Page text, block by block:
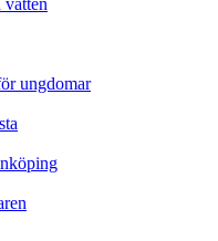
ungdomar